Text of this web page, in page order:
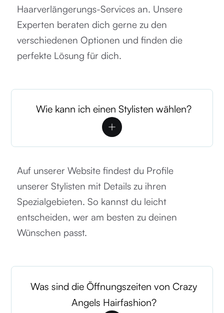
Haarverlängerungs-Services an. Unsere
Experten beraten dich gerne zu den
verschiedenen Optionen und finden die
perfekte Lösung für dich.
Wie kann ich einen Stylisten wählen?
Auf unserer Website findest du Profile
unserer Stylisten mit Details zu ihren
Spezialgebieten. So kannst du leicht
entscheiden, wer am besten zu deinen
Wünschen passt.
Was sind die Öffnungszeiten von Crazy
Angels Hairfashion?